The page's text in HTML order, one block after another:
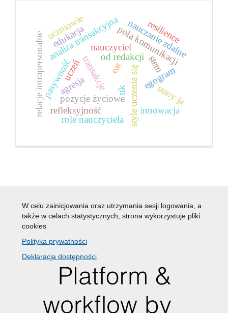
transakcje
pola komunikacji
style uczenia się
analiza transakcyjnaod redakcji
pozycje życiowe
nauczanie zdalne
egogram
stany ja
pasywność
refleksyjność
relacje intrapersonalne
role nauczyciela
edukacja
tik
stem
innowacja
nauczyciel
uczeń
agresja
eat
resilience
uczniowie
W celu zainicjowania oraz utrzymania sesji logowania, a
także w celach statystycznych, strona wykorzystuje pliki
cookies
Polityka prywatności
Deklaracja dostępności